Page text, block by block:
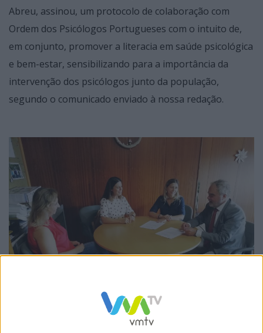
Abreu, assinou, um protocolo de colaboração com
Ordem dos Psicólogos Portugueses com o intuito de,
em conjunto, promover a literacia em saúde psicológica
e bem-estar, sensibilizando para a importância da
intervenção dos psicólogos junto da população,
segundo o comunicado enviado à nossa redação.